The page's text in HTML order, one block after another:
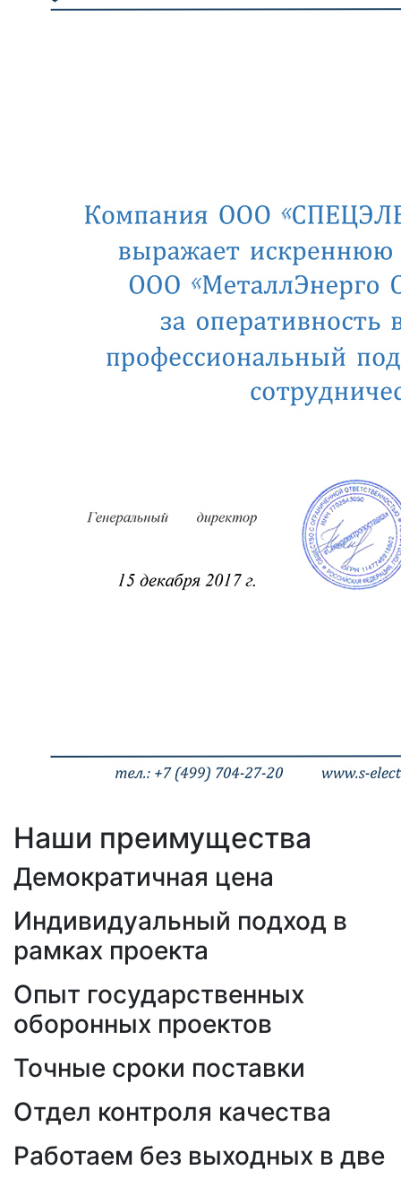
Наши преимущества
Демократичная цена
Индивидуальный подход в
рамках проекта
Опыт государственных
оборонных проектов
Точные сроки поставки
Отдел контроля качества
Работаем без выходных в две